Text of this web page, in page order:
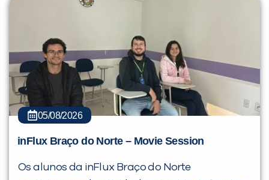
05/08/2026
inFlux Braço do Norte – Movie Session
Os alunos da inFlux Braço do Norte